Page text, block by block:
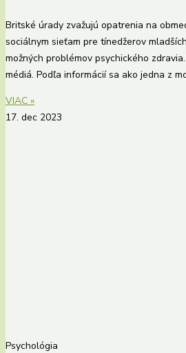
Britské úrady zvažujú opatrenia na
sociálnym sieťam pre tínedžerov
možných problémov psychického
médiá. Podľa informácií sa ako jedna z
VIAC »
17. dec 2023
Psychológia